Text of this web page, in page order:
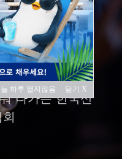
정
나가는 한국산
늘 하루 열지않음 닫기 X